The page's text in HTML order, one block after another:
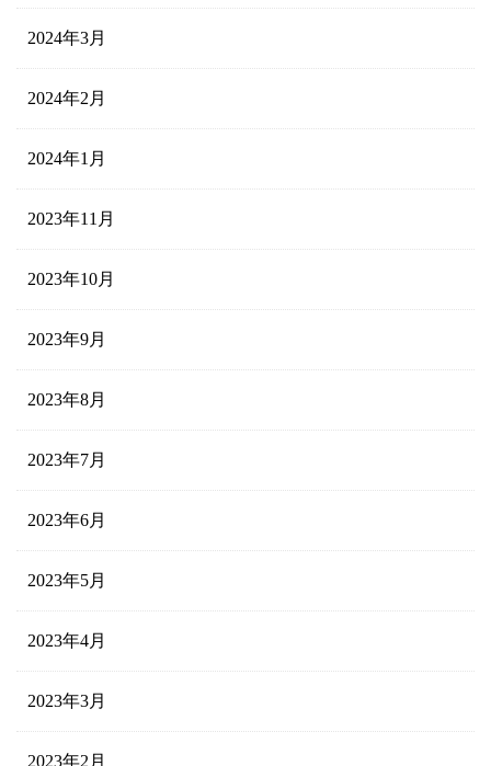
2024年3月
2024年2月
2024年1月
2023年11月
2023年10月
2023年9月
2023年8月
2023年7月
2023年6月
2023年5月
2023年4月
2023年3月
2023年2月